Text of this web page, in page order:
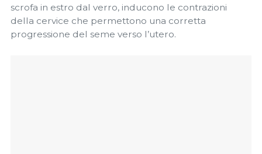
scrofa in estro dal verro, inducono le contrazioni
della cervice che permettono una corretta
progressione del seme verso l’utero.